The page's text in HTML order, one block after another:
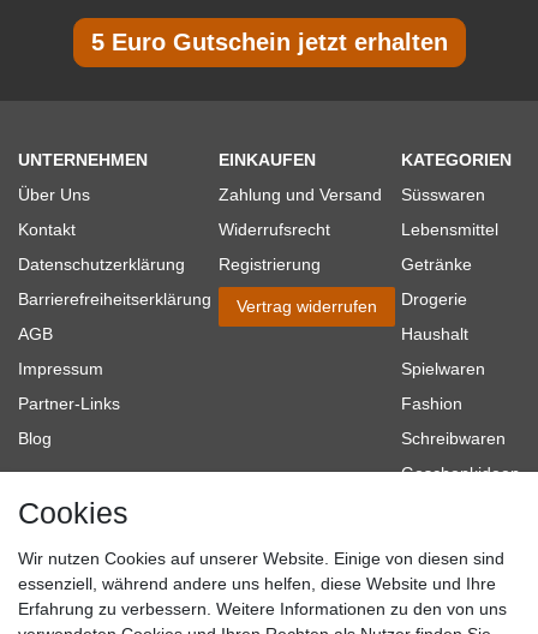
5 Euro Gutschein jetzt erhalten
UNTERNEHMEN
Über Uns
Kontakt
Datenschutzerklärung
Barrierefreiheitserklärung
AGB
Impressum
Partner-Links
Blog
EINKAUFEN
Zahlung und Versand
Widerrufsrecht
Registrierung
Vertrag widerrufen
KATEGORIEN
Süsswaren
Lebensmittel
Getränke
Drogerie
Haushalt
Spielwaren
Fashion
Schreibwaren
Geschenkideen
Topmarken
SICHER EINKAUFEN WIR AKZEPTIEREN
Cookies
Wir nutzen Cookies auf unserer Website. Einige von diesen sind
essenziell, während andere uns helfen, diese Website und Ihre
Erfahrung zu verbessern. Weitere Informationen zu den von uns